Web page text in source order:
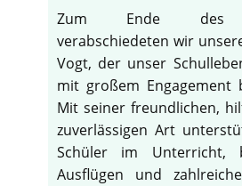
Zum Ende des
verabschiedeten wir
Vogt, der unser
mit großem Engagement
Mit seiner freundlichen,
zuverlässigen Art
Schüler im Unterricht,
Ausflügen und